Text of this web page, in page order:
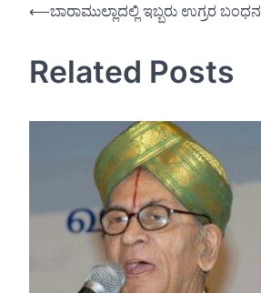
Post
⟵ಬಾರಾಮುಲ್ಲಾದಲ್ಲಿ ಇಬ್ಬರು ಉಗ್ರರ ಬಂಧನ
Related Posts